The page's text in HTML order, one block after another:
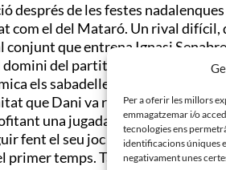
Per a oferir les millors
emmagatzemar i/o
tecnologies ens
identificacions úniques
negativament unes
després de les festes
com el del Mataró. Un rival
conjunt que entrena Ignasi
del partit, sense crear
els sabadellencs es va anar
que Daniva refusar amb els
una jugada d’estratègia. El
fent el seu joc i va crear
temps. També en un còrner